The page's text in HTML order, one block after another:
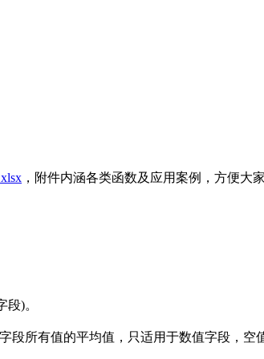
，附件内涵各类函数及应用案例，方便大
)。
段所有值的平均值，只适用于数值字段，空